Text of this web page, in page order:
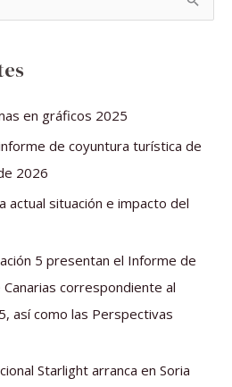
en gráficos 2025
de coyuntura turística de
2026
actual situación e impacto del
5 presentan el Informe de
correspondiente al
así como las Perspectivas
Starlight arranca en Soria